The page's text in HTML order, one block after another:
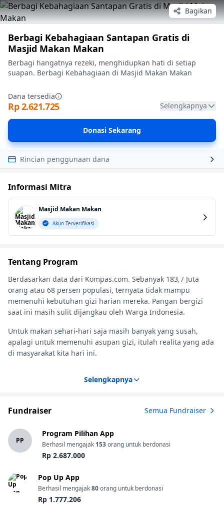
Bagikan
Berbagi Kebahagiaan Santapan Gratis di
Masjid Makan Makan
Berbagi hangatnya rezeki, menghidupkan hati di setiap
suapan. Berbagi Kebahagiaan di Masjid Makan Makan
Dana tersedia
Rp 2.621.725 Selengkapnya
Donasi Sekarang
Rincian penggunaan dana
Informasi Mitra
Masjid Makan Makan
Akun Terverifikasi
Tentang Program
Berdasarkan data dari Kompas.com. Sebanyak 183,7 Juta
orang atau 68 persen populasi, ternyata tidak mampu
memenuhi kebutuhan gizi harian mereka. Pangan bergizi
saat ini masih sulit dijangkau oleh Warga Indonesia.
Untuk makan sehari-hari saja masih banyak yang susah,
apalagi untuk memenuhi asupan gizi, itulah realita yang ada
di masyarakat kita hari ini.
Selengkapnya
Fundraiser Semua Fundraiser
PP
Program Pilihan App
Berhasil mengajak 153orang untuk berdonasi
Rp 2.687.000
Pop Up App
Berhasil mengajak80orang untuk berdonasi
Rp 1.777.206